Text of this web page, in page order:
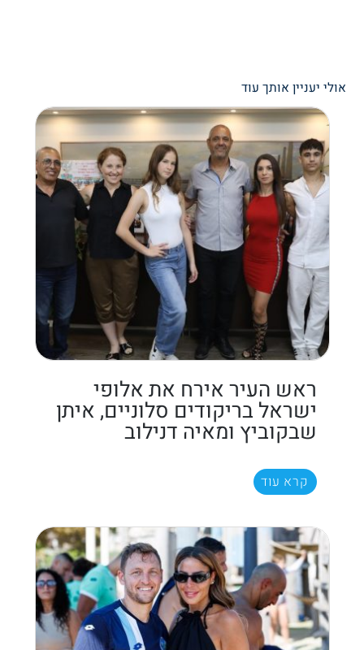
אולי יעניין אותך עוד
ראש העיר אירח את אלופי
ישראל בריקודים סלוניים, איתן
שבקוביץ ומאיה דנילוב
קרא עוד